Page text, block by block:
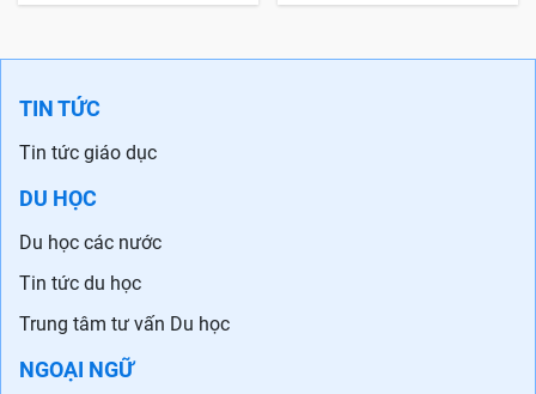
TIN TỨC
Tin tức giáo dục
DU HỌC
Du học các nước
Tin tức du học
Trung tâm tư vấn Du học
NGOẠI NGỮ